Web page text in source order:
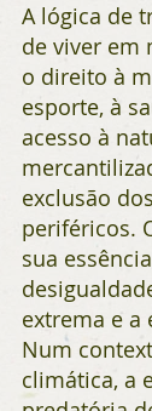
A lógica de
de viver em
o direito à
esporte, à
acesso à
exclusão
periféricos.
sua
extrema e a
Num
climática, a